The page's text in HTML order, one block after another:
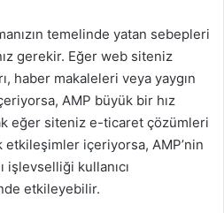
temelinde yatan sebepleri
gerekir. Eğer web siteniz
haber makaleleri veya yaygın
AMP büyük bir hız
eğer siteniz e-ticaret çözümleri
etkileşimler içeriyorsa, AMP’nin
işlevselliği kullanıcı
etkileyebilir.